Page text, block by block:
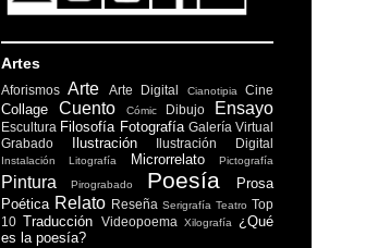
Artes
Aforismos Arte Arte Digital Cianotipia Cine
Collage Cuento Cómic Dibujo Ensayo
Escultura Filosofía Fotografía Galería Virtual
Grabado
Ilustración Ilustración Digital
Instalación Litografía Microrrelato Pictografía
Pintura Pirograbado Poesía
Prosa
Poética Relato Reseña Serigrafía Teatro Top
10 Traducción Videopoema Xilografía
¿Qué
es la poesía?